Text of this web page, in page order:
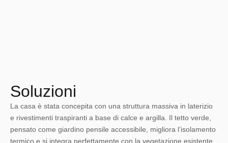
Soluzioni
La casa è stata concepita con una struttura massiva in laterizio
e rivestimenti traspiranti a base di calce e argilla. Il tetto verde,
pensato come giardino pensile accessibile, migliora l’isolamento
termico e si integra perfettamente con la vegetazione esistente.